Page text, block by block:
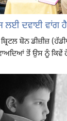
ਲਈ ਦਵਾਈ ਵਾਂਗ
ਬੋਨ ਡੀਜ਼ੀਜ਼
ਤੋਂ ਉਸ ਨੂੰ ਕਿਵੇਂ